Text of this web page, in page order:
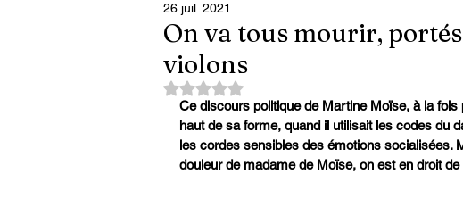
On va tous mourir,
violons
26 juil. 2021
Noté NaN étoiles sur 5.
Ce discours politique de Martine Moïse, à la
haut de sa forme, quand il utilisait les codes du
les cordes sensibles des émotions socialisées.
douleur de madame de Moïse, on est en droit